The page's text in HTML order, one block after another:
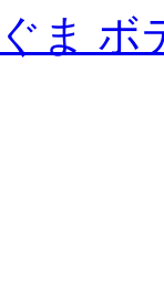
ま ボ